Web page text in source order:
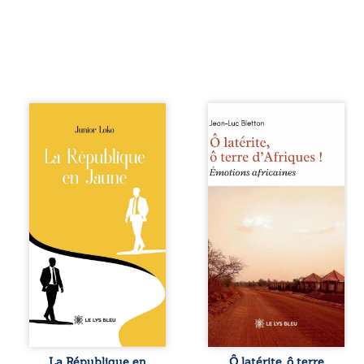
Fédérale du
Congo, la
naissance de
jumeaux de races
différentes
bouleverse l’ordre
établi : Senior est
Noir et Junior est
Blanc, bien que
nés d’un couple de
Noirs. Très vite,
l’événement attire
les médias
internationaux et
transforme le
bébé blanc en une
Ô latérite, ô terre
d’Afriques ! est un
poétique et
authentique aux
paysages, aux
émotions brutes
d’un continent en
entre traditions et
modernité. Des
souvenirs intimes
– la pluie à
Namoungou, le
baobab de
Zagtouli – aux
portraits